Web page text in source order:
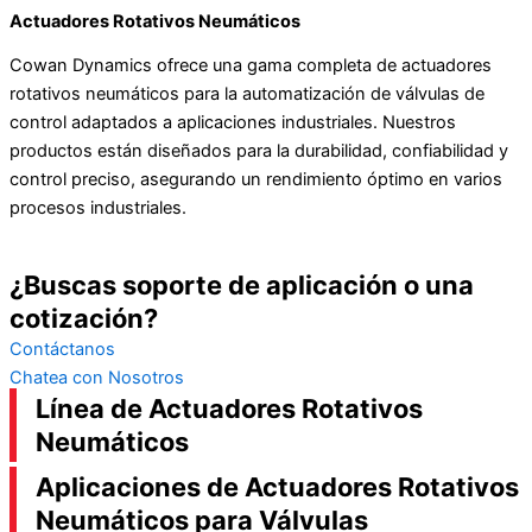
Actuadores Rotativos Neumáticos
Cowan Dynamics ofrece una gama completa de actuadores
rotativos neumáticos para la automatización de válvulas de
control adaptados a aplicaciones industriales. Nuestros
productos están diseñados para la durabilidad, confiabilidad y
control preciso, asegurando un rendimiento óptimo en varios
procesos industriales.
¿Buscas soporte de aplicación o una
cotización?
Contáctanos
Chatea con Nosotros
Línea de Actuadores Rotativos
Neumáticos
Aplicaciones de Actuadores Rotativos
Neumáticos para Válvulas